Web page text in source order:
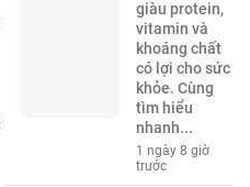
giàu protein,
vitamin và
khoáng chất
có lợi cho sức
khỏe. Cùng
tìm hiểu
nhanh...
1 ngày 8 giờ
trước